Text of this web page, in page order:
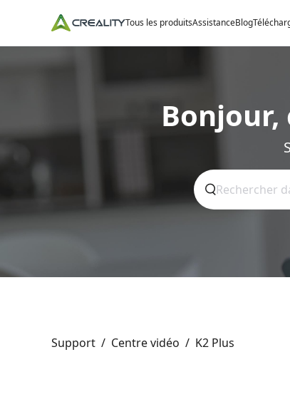
Tous les produitsAssistanceBlog
Support / Centre vidéo / K2 Plus